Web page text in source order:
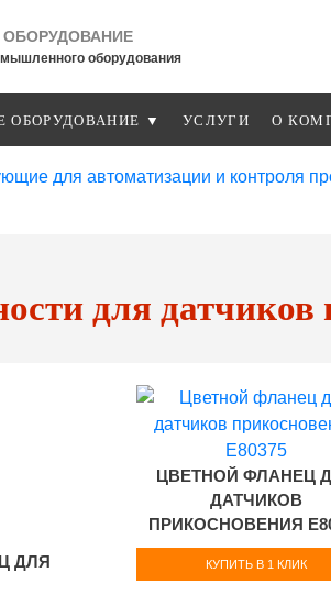
оборудования
ОБОРУДОВАНИЕ ▼ УСЛУГИ О
для автоматизации и контроля
для датчиков
ДЛЯ
ЦВЕТНОЙ ФЛАНЕЦ
ДАТЧИКОВ
ПРИКОСНОВЕНИЯ
КУПИТЬ В 1 КЛИК